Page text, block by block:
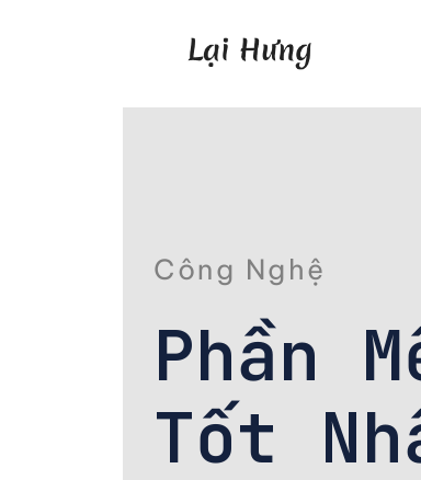
Công Nghệ
Phần
Tốt